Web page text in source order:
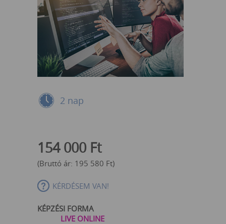
2 nap
154 000 Ft
(Bruttó ár: 195 580 Ft)
KÉRDÉSEM VAN!
KÉPZÉSI FORMA
LIVE ONLINE